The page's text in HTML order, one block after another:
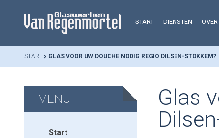
START DIENSTEN
START GLAS VOOR UW DOUCHE NODIG REGIO DILSEN-STOKKEM?
MENU
Start
Glas